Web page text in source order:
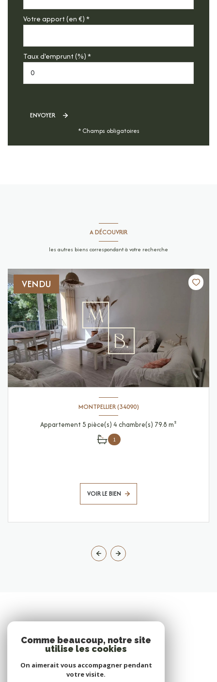
Votre apport (en €) *
Taux d'emprunt (%) *
ENVOYER
* Champs obligatoires
A DÉCOUVRIR
les autres biens correspondant à votre recherche
VENDU
MONTPELLIER (34090)
Appartement 5 pièce(s) 4 chambre(s) 79.8 m²
1
VOIR LE BIEN
Comme beaucoup, notre site
utilise les cookies
On aimerait vous accompagner pendant
votre visite.